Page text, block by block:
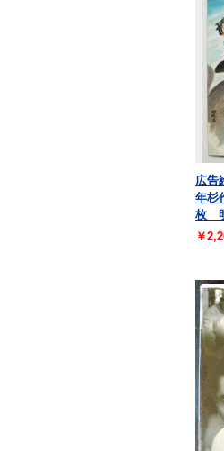
広告
年杉
枚
￥